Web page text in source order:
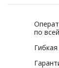
по